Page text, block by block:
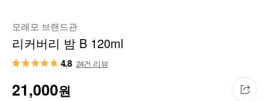
모레모 브랜드관
리커버리 밤 B 120ml
4.8 24건 리뷰
21,000원